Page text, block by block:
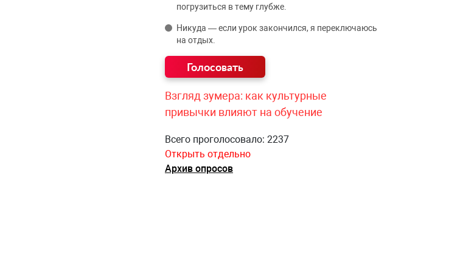
погрузиться в тему глубже.
Никуда — если урок закончился, я переключаюсь
на отдых.
Взгляд зумера: как культурные
привычки влияют на обучение
Всего проголосовало: 2237
Открыть отдельно
Архив опросов